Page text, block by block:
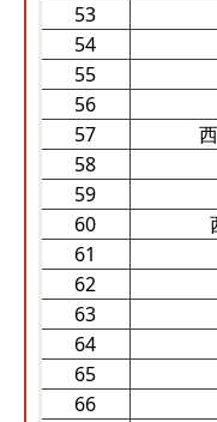
53
54
55
56
57
58
59
60
61
62
63
64
65
66